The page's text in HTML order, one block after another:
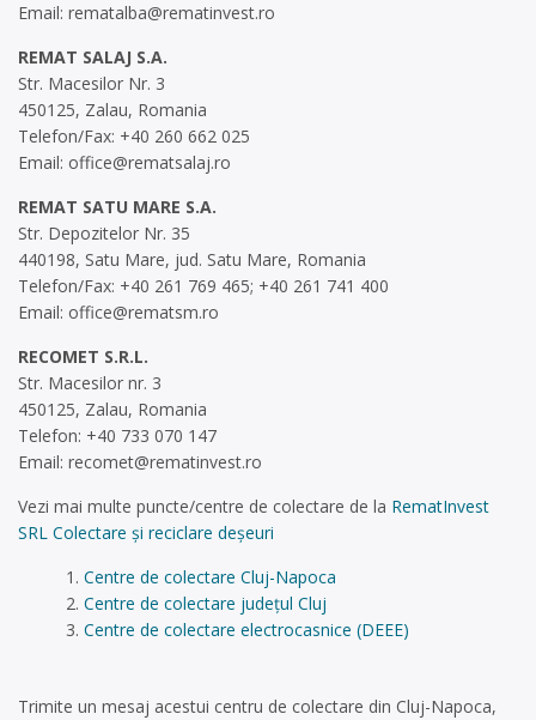
Email: rematalba@rematinvest.ro
REMAT SALAJ S.A.
Str. Macesilor Nr. 3
450125, Zalau, Romania
Telefon/Fax: +40 260 662 025
Email: office@rematsalaj.ro
REMAT SATU MARE S.A.
Str. Depozitelor Nr. 35
440198, Satu Mare, jud. Satu Mare, Romania
Telefon/Fax: +40 261 769 465; +40 261 741 400
Email: office@rematsm.ro
RECOMET S.R.L.
Str. Macesilor nr. 3
450125, Zalau, Romania
Telefon: +40 733 070 147
Email: recomet@rematinvest.ro
Vezi mai multe puncte/centre de colectare de la RematInvest
SRL Colectare și reciclare deșeuri
Centre de colectare Cluj-Napoca
Centre de colectare județul Cluj
Centre de colectare electrocasnice (DEEE)
Trimite un mesaj acestui centru de colectare din Cluj-Napoca,